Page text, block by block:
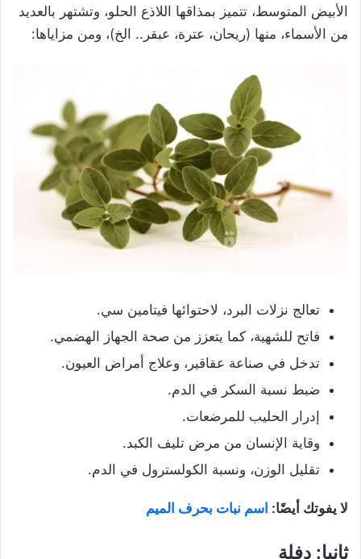
الأبيض المتوسط، تتميز بمذاقها اللاذع الحلو، وتشتهر بالعديد
من الأسماء، منها (ريحان، عترة، عبقر.. الخ)، ومن مزاياها:
تعالج نزلات البرد، لاحتوائها فيتامين سي.
فاتح للشهية، كما يتعزز من صحة الجهاز الهضمي.
تدخل في صناعة عقاقير، وعلاج أمراض العيون.
ضبط نسبة السكر في الدم.
إدرار الحليب للمرضعات.
وقاية الإنسان من مرض تليف الكبد.
تقليل الوزن، ونسبة الكولسترول في الدم.
لا يفوتك أيضًا: اسم نبات بحرف الميم
ثانيا: دفلة